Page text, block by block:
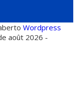
Wordpress
août 2026 -